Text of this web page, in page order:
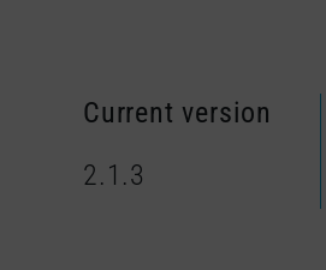
Current version
2.1.3